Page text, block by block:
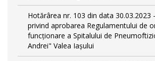
Hotărârea nr. 103 din data 30.03.2023
privind aprobarea Regulamentului de
funcționare a Spitalului de
Andrei" Valea Iașului